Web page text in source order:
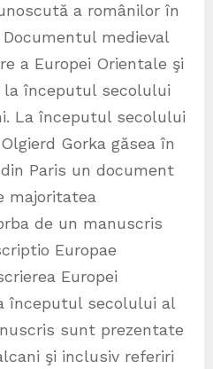
a românilor în
medieval
a Europei Orientale şi
începutul secolului
La începutul secolului
Gorka găsea în
Paris un document
majoritatea
de un manuscris
Europae
Europei
începutul secolului al
sunt prezentate
şi inclusiv referiri